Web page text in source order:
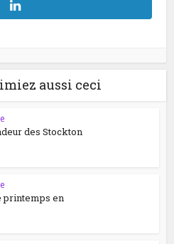
aussi ceci
des Stockton
printemps en